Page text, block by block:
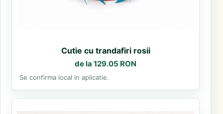
Cutie cu trandafiri rosii
de la 129.05 RON
Se confirma local in aplicatie.